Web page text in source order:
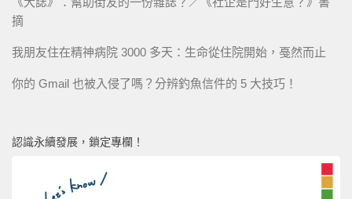
摘
我朋友住在精神病院 3000 多天：生命從住院開始，戞然而止
你的 Gmail 也被入侵了嗎？分辨釣魚信件的 5 大技巧！
認識永續發展，鎖定專欄！